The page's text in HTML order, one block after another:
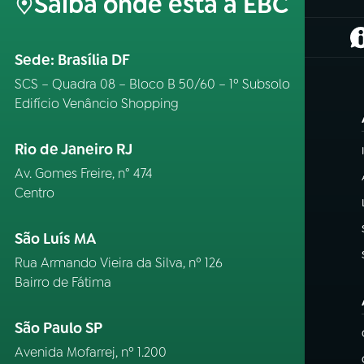
Sede: Brasília DF
SCS – Quadra 08 – Bloco B 50/60 – 1º Subsolo
Edifício Venâncio Shopping
Rio de Janeiro RJ
Av. Gomes Freire, n° 474
Centro
São Luís MA
Rua Armando Vieira da Silva, nº 126
Bairro de Fátima
São Paulo SP
Avenida Mofarrej, nº 1.200